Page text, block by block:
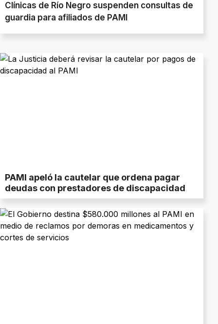
Clínicas de Río Negro suspenden consultas de
guardia para afiliados de PAMI
PAMI apeló la cautelar que ordena pagar
deudas con prestadores de discapacidad